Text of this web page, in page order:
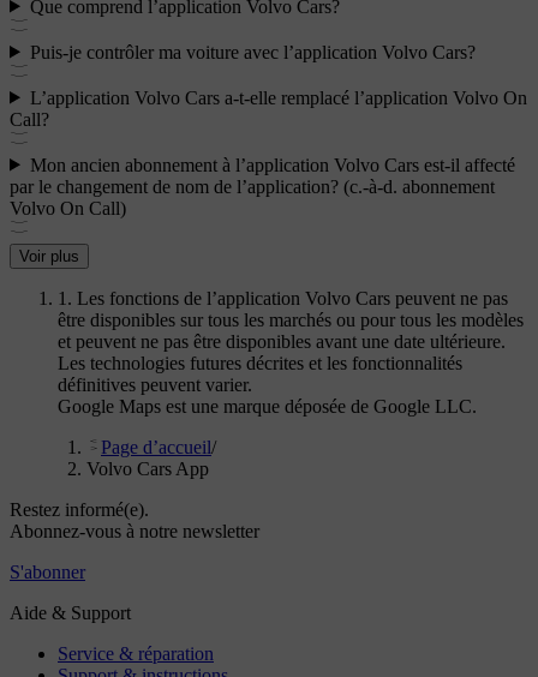
Que comprend l’application Volvo Cars?
Puis-je contrôler ma voiture avec l’application Volvo Cars?
L’application Volvo Cars a-t-elle remplacé l’application Volvo On
Call?
Mon ancien abonnement à l’application Volvo Cars est-il affecté
par le changement de nom de l’application? (c.-à-d. abonnement
Volvo On Call)
Voir plus
1. Les fonctions de l’application Volvo Cars peuvent ne pas
être disponibles sur tous les marchés ou pour tous les modèles
et peuvent ne pas être disponibles avant une date ultérieure.
Les technologies futures décrites et les fonctionnalités
définitives peuvent varier.
Google Maps est une marque déposée de Google LLC.
Page d’accueil/
Volvo Cars App